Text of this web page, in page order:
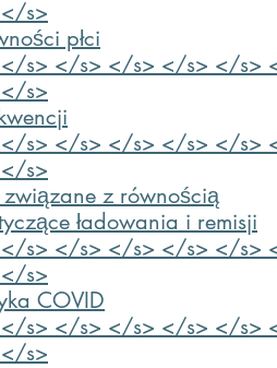
s>
płci
s> </s> </s> </s> </s>
s>
s> </s> </s> </s> </s>
s>
z równością
ładowania i remisji
s> </s> </s> </s> </s>
s>
COVID
s> </s> </s> </s> </s>
s>